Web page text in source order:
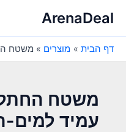
לתוכןArenaDeal
דף הבית מוצרים משטח
משטח
עמיד למים-